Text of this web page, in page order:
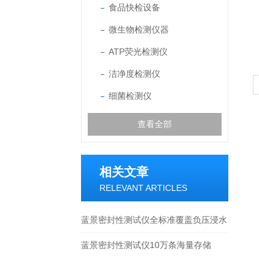
食品快检设备
微生物检测仪器
ATP荧光检测仪
洁净度检测仪
细菌检测仪
查看全部
相关文章
RELEVANT ARTICLES
蓝景密封性测试仪全标准覆盖负压浸水
检测原理
蓝景密封性测试仪10万条海量存储